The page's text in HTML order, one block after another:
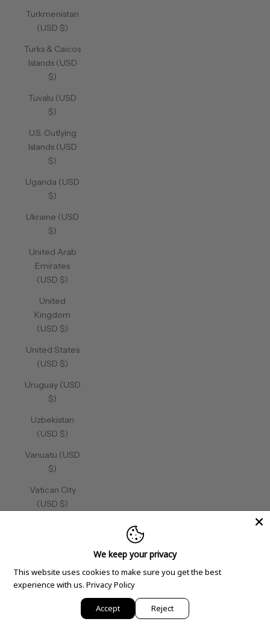
Turkmenistan
(USD $)
Turks & Caicos
Islands (USD
$)
Tuvalu (USD
$)
U.S. Outlying
Islands (USD
$)
Uganda (USD
$)
Ukraine (USD
$)
United Arab
Emirates
(USD $)
United
Kingdom
(USD $)
United States
(USD $)
Uruguay (USD
$)
Uzbekistan
(USD $)
Vanuatu (USD
$)
Vatican City
(USD $)
$)
We keep your privacy
This website uses cookies to make sure you get the best
experience with us. Privacy Policy
Accept Reject